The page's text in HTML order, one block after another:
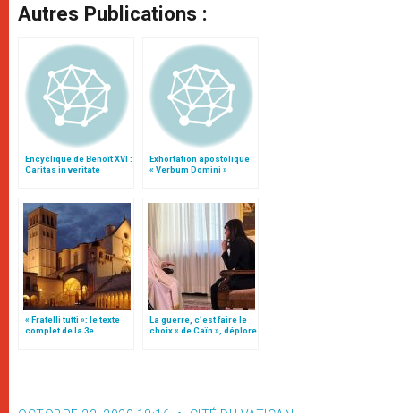
Autres Publications :
Encyclique de Benoît XVI :
Caritas in veritate
Exhortation apostolique
« Verbum Domini »
« Fratelli tutti »: le texte
complet de la 3e
La guerre, c’est faire le
choix « de Caïn », déplore